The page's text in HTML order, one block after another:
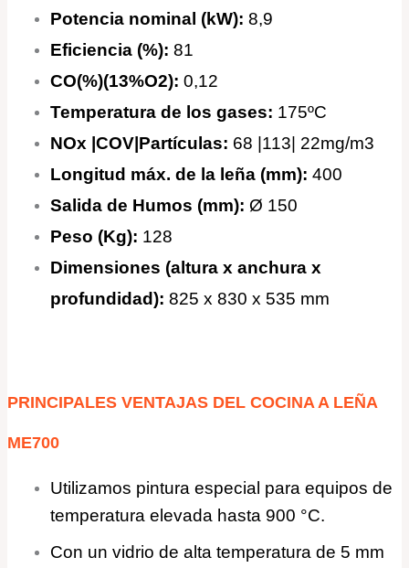
Potencia nominal (kW): 8,9
Eficiencia (%): 81
CO(%)(13%O2): 0,12
Temperatura de los gases: 175ºC
NOx |COV|Partículas: 68 |113| 22mg/m3
Longitud máx. de la leña (mm): 400
Salida de Humos (mm): Ø 150
Peso (Kg): 128
Dimensiones (altura x anchura x
profundidad): 825 x 830 x 535 mm
PRINCIPALES VENTAJAS DELCOCINA A LEÑA
ME700
Utilizamos pintura especial para equipos de
temperatura elevada hasta 900 °C.
Con un vidrio de alta temperatura de 5 mm